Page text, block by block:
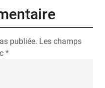
publiée. Les champs
*